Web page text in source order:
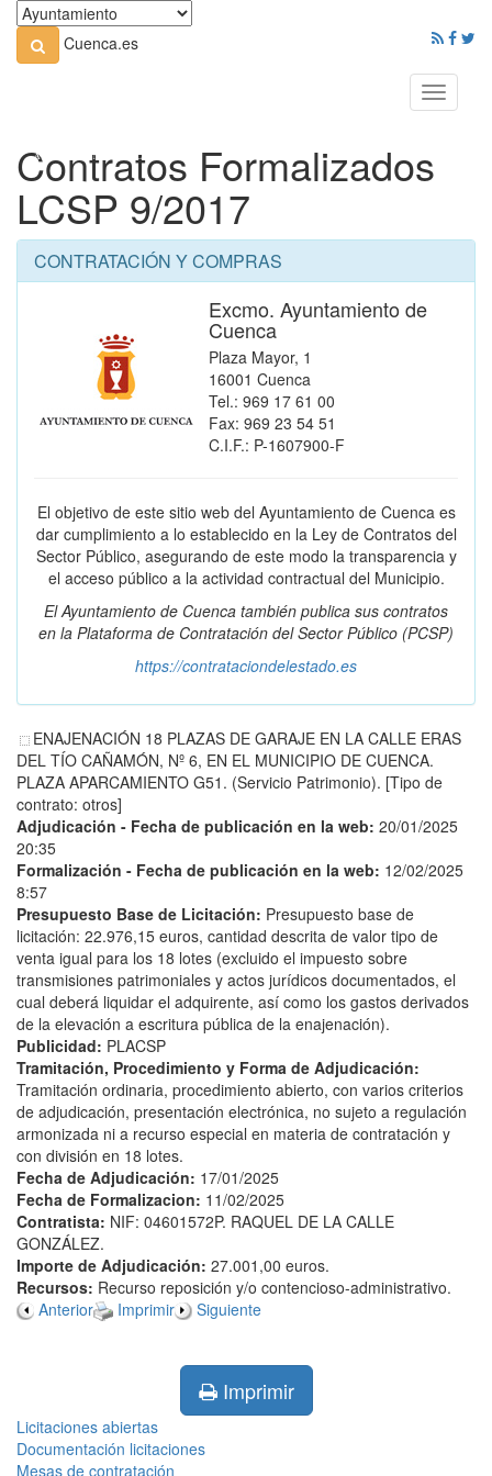
Cuenca.es
Toggle
Contratos Formalizados
LCSP 9/2017
CONTRATACIÓN Y COMPRAS
Excmo. Ayuntamiento de
Cuenca
Plaza Mayor, 1
16001 Cuenca
Tel.: 969 17 61 00
Fax: 969 23 54 51
C.I.F.: P-1607900-F
El objetivo de este sitio web del Ayuntamiento de Cuenca es
dar cumplimiento a lo establecido en la Ley de Contratos del
Sector Público, asegurando de este modo la transparencia y
el acceso público a la actividad contractual del Municipio.
El Ayuntamiento de Cuenca también publica sus contratos
en la Plataforma de Contratación del Sector Público (PCSP)
https://contrataciondelestado.es
ENAJENACIÓN 18 PLAZAS DE GARAJE EN LA CALLE ERAS
DEL TÍO CAÑAMÓN, Nº 6, EN EL MUNICIPIO DE CUENCA.
PLAZA APARCAMIENTO G51. (Servicio Patrimonio). [Tipo de
contrato: otros]
Adjudicación - Fecha de publicación en la web: 20/01/2025
20:35
Formalización - Fecha de publicación en la web: 12/02/2025
8:57
Presupuesto Base de Licitación: Presupuesto base de
licitación: 22.976,15 euros, cantidad descrita de valor tipo de
venta igual para los 18 lotes (excluido el impuesto sobre
transmisiones patrimoniales y actos jurídicos documentados, el
cual deberá liquidar el adquirente, así como los gastos derivados
de la elevación a escritura pública de la enajenación).
Publicidad: PLACSP
Tramitación, Procedimiento y Forma de Adjudicación:
Tramitación ordinaria, procedimiento abierto, con varios criterios
de adjudicación, presentación electrónica, no sujeto a regulación
armonizada ni a recurso especial en materia de contratación y
con división en 18 lotes.
Fecha de Adjudicación: 17/01/2025
Fecha de Formalizacion: 11/02/2025
Contratista: NIF: 04601572P. RAQUEL DE LA CALLE
GONZÁLEZ.
Importe de Adjudicación: 27.001,00 euros.
Recursos: Recurso reposición y/o contencioso-administrativo.
Anterior
Imprimir Siguiente
Imprimir
Licitaciones abiertas
Documentación licitaciones
Mesas de contratación